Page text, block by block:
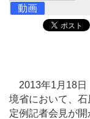
動画
2013年1月18日
境省において、
定例記者会見が